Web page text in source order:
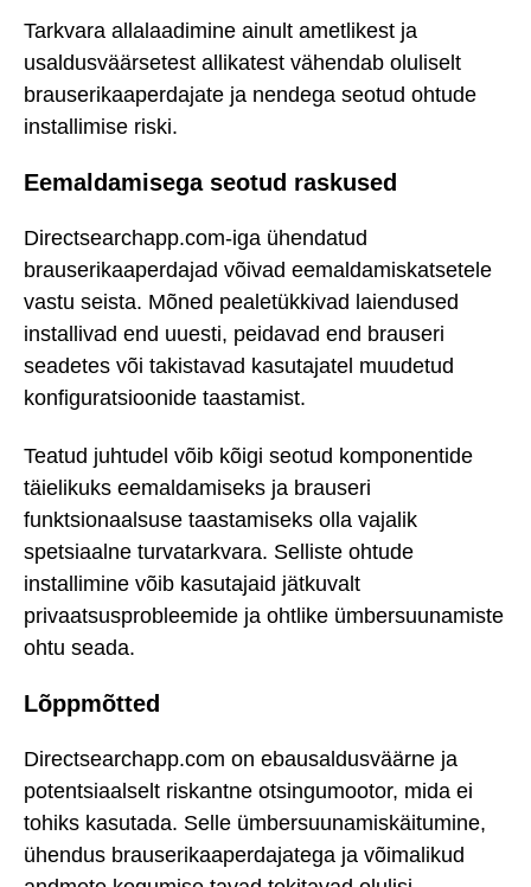
Tarkvara allalaadimine ainult ametlikest ja
usaldusväärsetest allikatest vähendab oluliselt
brauserikaaperdajate ja nendega seotud ohtude
installimise riski.
Eemaldamisega seotud raskused
Directsearchapp.com-iga ühendatud
brauserikaaperdajad võivad eemaldamiskatsetele
vastu seista. Mõned pealetükkivad laiendused
installivad end uuesti, peidavad end brauseri
seadetes või takistavad kasutajatel muudetud
konfiguratsioonide taastamist.
Teatud juhtudel võib kõigi seotud komponentide
täielikuks eemaldamiseks ja brauseri
funktsionaalsuse taastamiseks olla vajalik
spetsiaalne turvatarkvara. Selliste ohtude
installimine võib kasutajaid jätkuvalt
privaatsusprobleemide ja ohtlike ümbersuunamiste
ohtu seada.
Lõppmõtted
Directsearchapp.com on ebausaldusväärne ja
potentsiaalselt riskantne otsingumootor, mida ei
tohiks kasutada. Selle ümbersuunamiskäitumine,
ühendus brauserikaaperdajatega ja võimalikud